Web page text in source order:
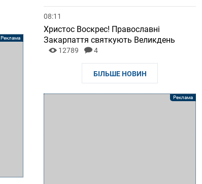
08:11
Христос Воскрес! Православні
Закарпаття святкують Великдень
12789 4
БІЛЬШЕ НОВИН